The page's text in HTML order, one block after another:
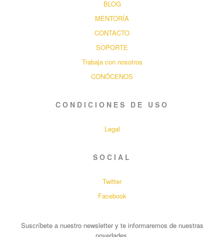
BLOG
MENTORÍA
CONTACTO
SOPORTE
Trabaja con nosotros
CONÓCENOS
CONDICIONES DE USO
Legal
SOCIAL
Twitter
Facebook
Suscríbete a nuestro newsletter y te informaremos de nuestras